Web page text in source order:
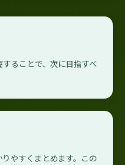
ることで、次に目指すべ
やすくまとめます。この